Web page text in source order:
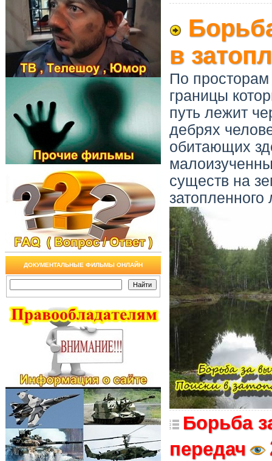
ДОКУМЕНТАЛЬНЫЕ ФИЛЬМЫ ОНЛАЙН
в
По просторам
границы
путь лежит
дебрях
обитающих
существ на
затопленного
Борьба
передач